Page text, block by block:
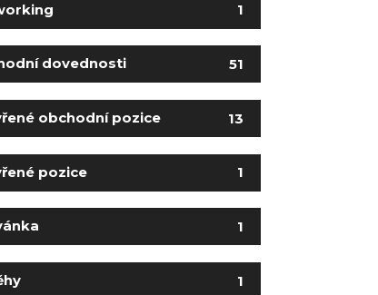
1
dovednosti 51
obchodní pozice 13
pozice 1
1
1